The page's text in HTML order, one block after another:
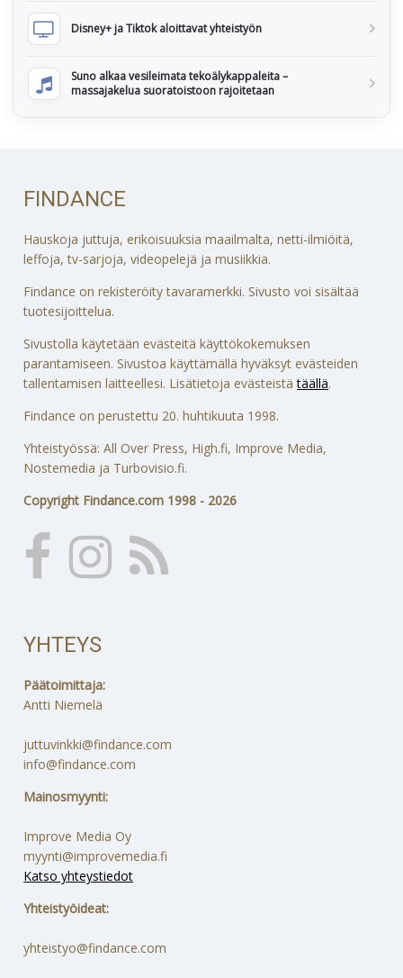
Disney+ ja Tiktok aloittavat yhteistyön
Suno alkaa vesileimata tekoälykappaleita –
massajakelua suoratoistoon rajoitetaan
FINDANCE
Hauskoja juttuja, erikoisuuksia maailmalta, netti-ilmiöitä,
leffoja, tv-sarjoja, videopelejä ja musiikkia.
Findance on rekisteröity tavaramerkki. Sivusto voi sisältää
tuotesijoittelua.
Sivustolla käytetään evästeitä käyttökokemuksen
parantamiseen. Sivustoa käyttämällä hyväksyt evästeiden
tallentamisen laitteellesi. Lisätietoja evästeistätäällä.
Findance on perustettu 20. huhtikuuta 1998.
Yhteistyössä: All Over Press, High.fi, Improve Media,
Nostemedia ja Turbovisio.fi.
Copyright Findance.com 1998 - 2026
YHTEYS
Päätoimittaja:
Antti Niemelä
juttuvinkki@findance.com
info@findance.com
Mainosmyynti:
Improve Media Oy
myynti@improvemedia.fi
Katso yhteystiedot
Yhteistyöideat:
yhteistyo@findance.com